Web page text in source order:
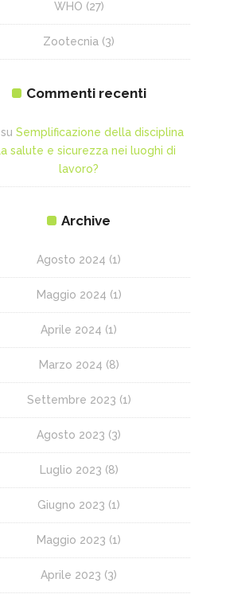
WHO (27)
Zootecnia (3)
Commenti recenti
su Semplificazione della disciplina
salute e sicurezza nei luoghi di
lavoro?
Archive
Agosto 2024 (1)
Maggio 2024 (1)
Aprile 2024 (1)
Marzo 2024 (8)
Settembre 2023 (1)
Agosto 2023 (3)
Luglio 2023 (8)
Giugno 2023 (1)
Maggio 2023 (1)
Aprile 2023 (3)